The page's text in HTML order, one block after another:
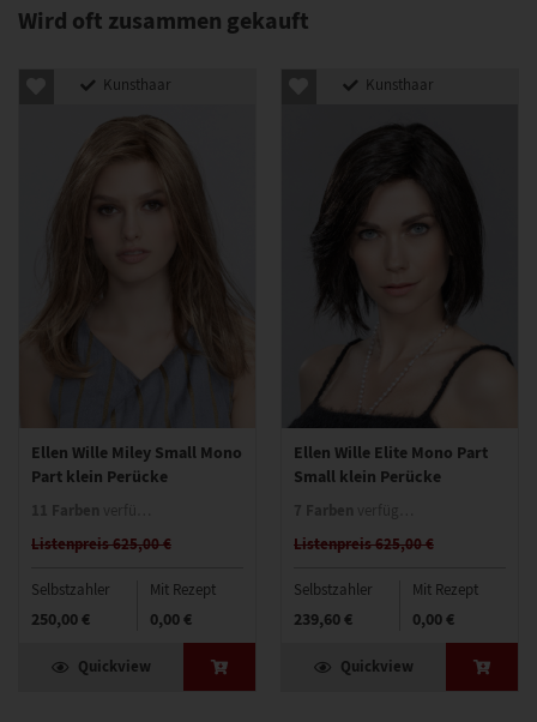
Wird oft zusammen gekauft
Kunsthaar
Ellen Wille Miley Small Mono
Part klein Perücke
Listenpreis 625,00 €
Selbstzahler
250,00 €
Mit Rezept
0,00 €
Quickview
Kunsthaar
Ellen Wille Elite Mono Part
Small klein Perücke
Listenpreis 625,00 €
Selbstzahler
239,60 €
Mit Rezept
0,00 €
Quickview